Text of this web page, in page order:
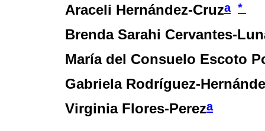
Araceli Hernández-Cruza *
Brenda Sarahi Cervantes-
María del Consuelo Escoto
Gabriela Rodríguez-
Virginia Flores-Pereza